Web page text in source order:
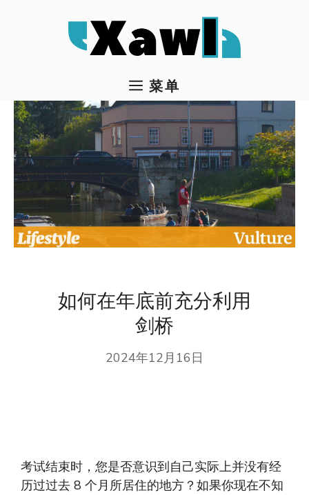
菜单
如何在年底前充分利用
剑桥
2024年12月16日
考试结束时，您是否意识到自己实际上并没有经
历过过去 8 个月所居住的地方？如果你现在不知